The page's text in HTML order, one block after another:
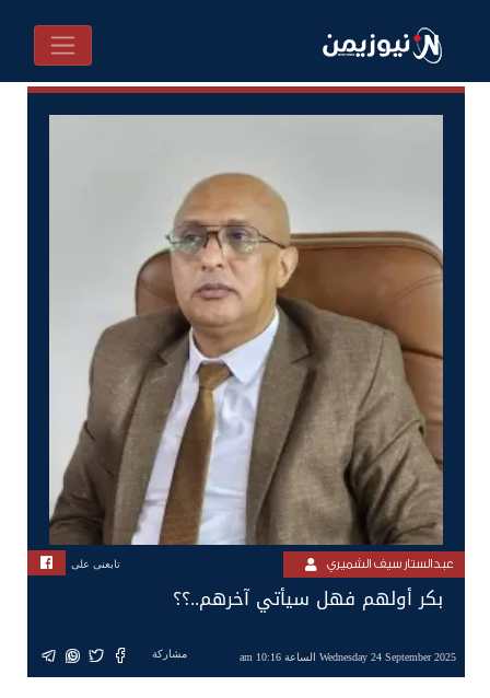
عبدالستار سيف الشميري تابعنى على
بكر أولهم فهل سيأتي آخرهم..؟؟
Wednesday 24 September 2025 الساعة 10:16 am مشاركة